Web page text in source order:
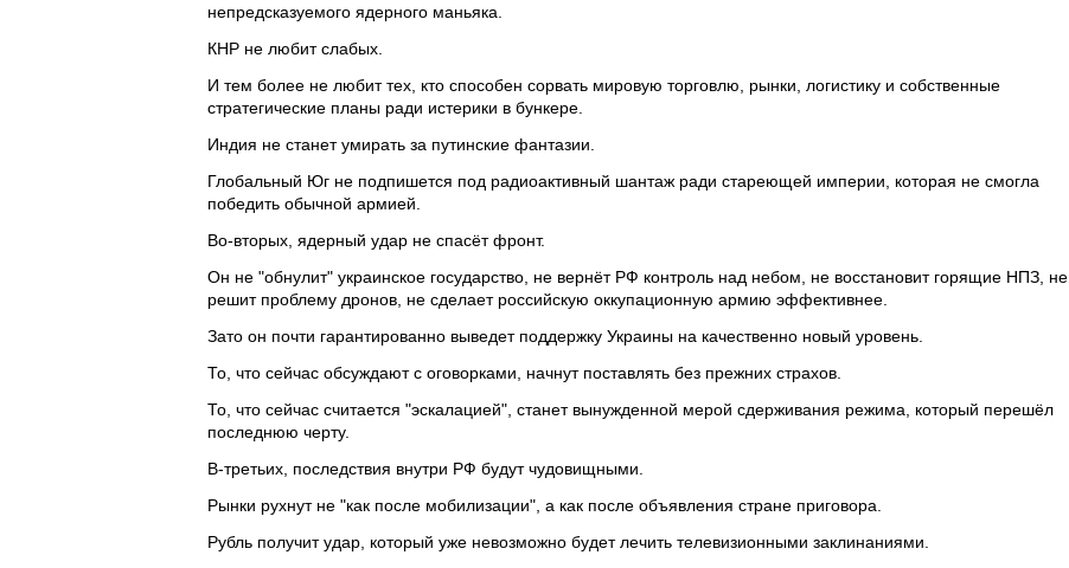
непредсказуемого ядерного маньяка.
КНР не любит слабых.
И тем более не любит тех, кто способен сорвать мировую торговлю, рынки, логистику и собственные
стратегические планы ради истерики в бункере.
Индия не станет умирать за путинские фантазии.
Глобальный Юг не подпишется под радиоактивный шантаж ради стареющей империи, которая не смогла
победить обычной армией.
Во-вторых, ядерный удар не спасёт фронт.
Он не "обнулит" украинское государство, не вернёт РФ контроль над небом, не восстановит горящие НПЗ, не
решит проблему дронов, не сделает российскую оккупационную армию эффективнее.
Зато он почти гарантированно выведет поддержку Украины на качественно новый уровень.
То, что сейчас обсуждают с оговорками, начнут поставлять без прежних страхов.
То, что сейчас считается "эскалацией", станет вынужденной мерой сдерживания режима, который перешёл
последнюю черту.
В-третьих, последствия внутри РФ будут чудовищными.
Рынки рухнут не "как после мобилизации", а как после объявления стране приговора.
Рубль получит удар, который уже невозможно будет лечить телевизионными заклинаниями.